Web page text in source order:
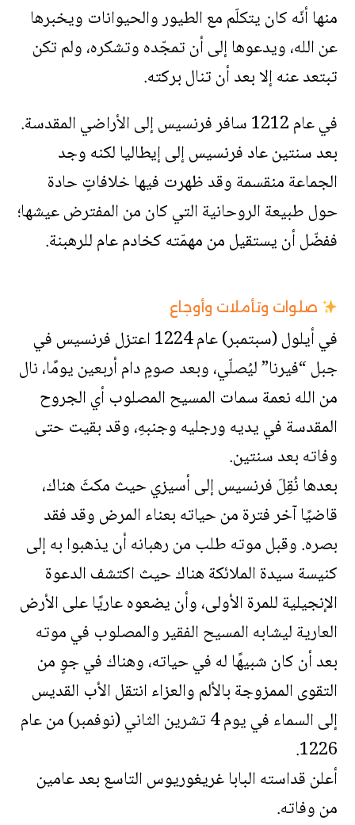
منها أنّه كان يتكلّم مع الطيور والحيوانات ويخبرها
عن الله، ويدعوها إلى أن تمجّده وتشكره، ولم تكن
تبتعد عنه إلا بعد أن تنال بركته.
في عام 1212 سافر فرنسيس إلى الأراضي المقدسة.
بعد سنتين عاد فرنسيس إلى إيطاليا لكنه وجد
الجماعة منقسمة وقد ظهرت فيها خلافاتٍ حادة
حول طبيعة الروحانية التي كان من المفترض عيشها؛
ففضّل أن يستقيل من مهمّته كخادم عام للرهبنة.
صلوات وتأملات وأوجاع
في أيلول (سبتمبر) عام 1224 اعتزل فرنسيس في
جبل “فيرنا” ليُصلّي، وبعد صومٍ دام أربعين يومًا، نال
من الله نعمة سمات المسيح المصلوب أي الجروح
المقدسة في يديه ورجليه وجنبهِ، وقد بقيت حتى
وفاته بعد سنتين.
بعدها نُقِلَ فرنسيس إلى أسيزي حيث مكثَ هناك،
قاضيًا آخر فترة من حياته بعناء المرض وقد فقد
بصره. وقبل موته طلب من رهبانه أن يذهبوا به إلى
كنيسة سيدة الملائكة هناك حيث اكتشف الدعوة
الإنجيلية للمرة الأولى، وأن يضعوه عاريًا على الأرض
العارية ليشابه المسيح الفقير والمصلوب في موته
بعد أن كان شبيهًا له في حياته، وهناك في جوٍ من
التقوى الممزوجة بالألم والعزاء انتقل الأب القديس
إلى السماء في يوم 4 تشرين الثاني (نوفمبر) من عام
1226.
أعلن قداسته البابا غريغوريوس التاسع بعد عامين
من وفاته.